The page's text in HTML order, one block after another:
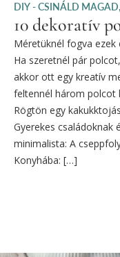
DIY - CSINÁLD MAGAD,
10 dekoratív
Méretüknél fogva ezek
Ha szeretnél pár
akkor ott egy kreatív
feltennél három polcot
Rögtön egy
Gyerekes családoknak
minimalista: A
Konyhába: […]